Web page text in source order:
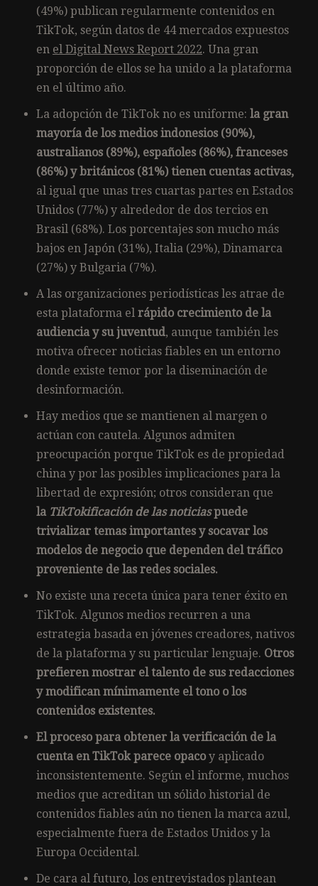
(49%) publican regularmente contenidos en
TikTok, según datos de 44 mercados expuestos
en el Digital News Report 2022. Una gran
proporción de ellos se ha unido a la plataforma
en el último año.
La adopción de TikTok no es uniforme: la gran
mayoría de los medios indonesios (90%),
australianos (89%), españoles (86%), franceses
(86%) y británicos (81%) tienen cuentas activas,
al igual que unas tres cuartas partes en Estados
Unidos (77%) y alrededor de dos tercios en
Brasil (68%). Los porcentajes son mucho más
bajos en Japón (31%), Italia (29%), Dinamarca
(27%) y Bulgaria (7%).
A las organizaciones periodísticas les atrae de
esta plataforma el rápido crecimiento de la
audiencia y su juventud, aunque también les
motiva ofrecer noticias fiables en un entorno
donde existe temor por la diseminación de
desinformación.
Hay medios que se mantienen al margen o
actúan con cautela. Algunos admiten
preocupación porque TikTok es de propiedad
china y por las posibles implicaciones para la
libertad de expresión; otros consideran que
la TikTokificación de las noticiaspuede
trivializar temas importantes y socavar los
modelos de negocio que dependen del tráfico
proveniente de las redes sociales.
No existe una receta única para tener éxito en
TikTok. Algunos medios recurren a una
estrategia basada en jóvenes creadores, nativos
de la plataforma y su particular lenguaje. Otros
prefieren mostrar el talento de sus redacciones
y modifican mínimamente el tono o los
contenidos existentes.
El proceso para obtener la verificación de la
cuenta en TikTok parece opaco y aplicado
inconsistentemente. Según el informe, muchos
medios que acreditan un sólido historial de
contenidos fiables aún no tienen la marca azul,
especialmente fuera de Estados Unidos y la
Europa Occidental.
De cara al futuro, los entrevistados plantean